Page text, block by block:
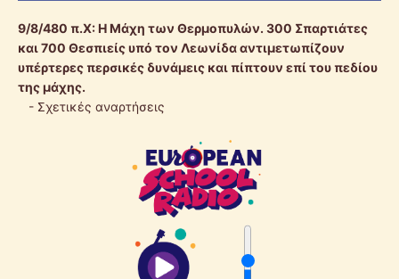
9/8/480 π.Χ: Η Μάχη των Θερμοπυλών. 300 Σπαρτιάτες
και 700 Θεσπιείς υπό τον Λεωνίδα αντιμετωπίζουν
υπέρτερες περσικές δυνάμεις και πίπτουν επί του πεδίου
της μάχης.
- Σχετικές αναρτήσεις